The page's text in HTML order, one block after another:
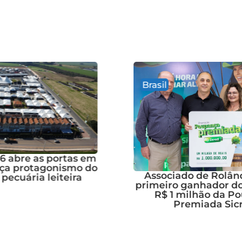
em
do
Brasil
Associado de Rolândia (PR) é
primeiro ganhador do prêmio de
R$ 1 milhão da Poupança
Premiada Sicredi